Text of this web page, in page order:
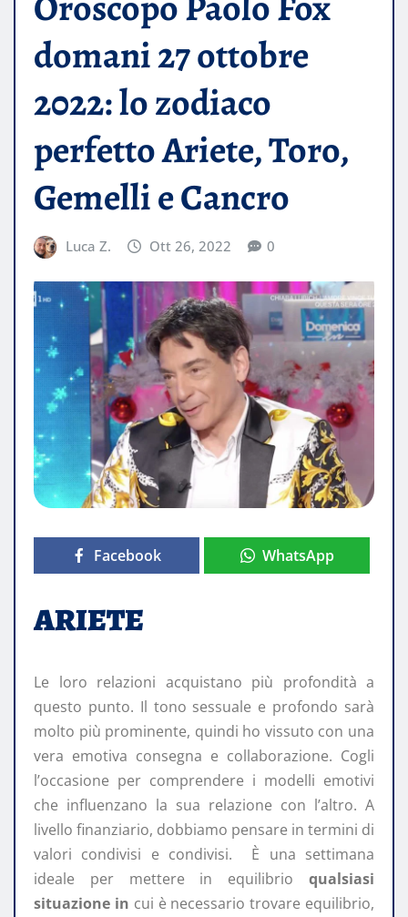
domani 27 ottobre
2022: lo zodiaco
perfetto Ariete, Toro,
Gemelli e Cancro
Luca Z. Ott 26, 2022 0
Facebook WhatsApp
ARIETE
Le loro relazioni acquistano più profondità a
questo punto. Il tono sessuale e profondo sarà
molto più prominente, quindi ho vissuto con una
vera emotiva consegna e collaborazione. Cogli
l’occasione per comprendere i modelli emotivi
che influenzano la sua relazione con l’altro. A
livello finanziario, dobbiamo pensare in termini di
valori condivisi e condivisi. È una settimana
ideale per mettere in equilibrio qualsiasi
situazione in cui è necessario trovare equilibrio,